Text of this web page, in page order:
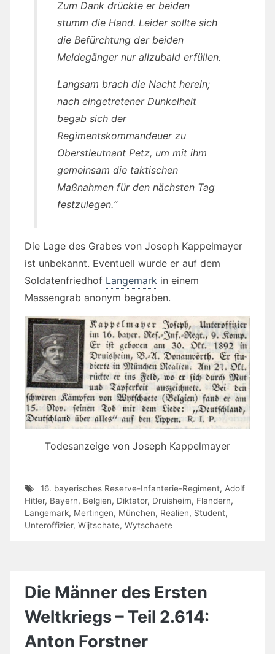
Zum Dank drückte er beiden
stumm die Hand. Leider sollte sich
die Befürchtung der beiden
Meldegänger nur allzubald erfüllen.
Langsam brach die Nacht herein;
nach eingetretener Dunkelheit
begab sich der
Regimentskommandeuer zu
Oberstleutnant Petz, um mit ihm
gemeinsam die taktischen
Maßnahmen für den nächsten Tag
festzulegen.“
Die Lage des Grabes von Joseph Kappelmayer
ist unbekannt. Eventuell wurde er auf dem
Soldatenfriedhof Langemark in einem
Massengrab anonym begraben.
Todesanzeige von Joseph Kappelmayer
16. bayerisches Reserve-Infanterie-Regiment, Adolf
Hitler, Bayern, Belgien, Diktator, Druisheim, Flandern,
Langemark, Mertingen, München, Realien, Student,
Unteroffizier, Wijtschate, Wytschaete
Die Männer des Ersten
Weltkriegs – Teil 2.614:
Anton Forstner